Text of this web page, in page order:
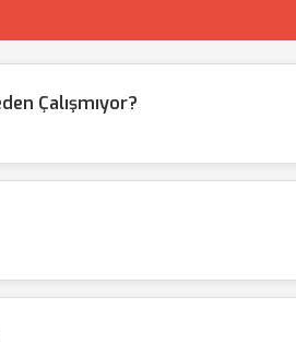
Çalışmıyor?